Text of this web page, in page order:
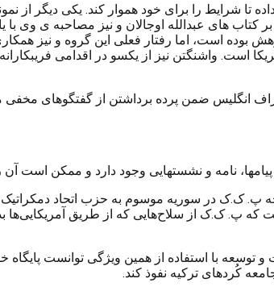
تا شرایط را برای خود هموار کند. یکی دیگر
کتاب های عبدالله اوجالان و نیز مصاحبه ی وی
بوده است، اما رفتار فعلی این گروه و نیز
است. واشنگتن نیز از یکسو در اقدامی
ماه ۱۳۹۴ در مصاحبه با روزنامه تلگراف انگلیس ضمن پرده
نامه و نشستهایی وجود دارد و ممکن است آن
پ. ک.ک در سوریه موسوم به حزب اتحاد دمکراتیک
که پ. ک.ک از سلاح‌هایی که از طریق
با استفاده از همین ویژگی توانست
کُردهای ترکیه نفوذ کند.